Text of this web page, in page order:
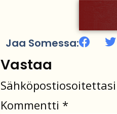
Jaa Somessa:
Vastaa
Kommentti *